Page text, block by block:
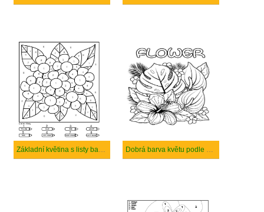
Základní květina s listy barvy podle čísla Dobrá barva květu podle čísla